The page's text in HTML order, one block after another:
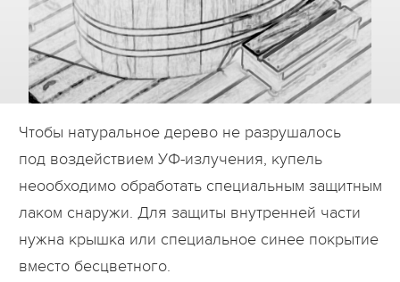
Чтобы натуральное дерево не разрушалось
под воздействием УФ-излучения, купель
неообходимо обработать специальным защитным
лаком снаружи. Для защиты внутренней части
нужна крышка или специальное синее покрытие
вместо бесцветного.
Контакты
B2B